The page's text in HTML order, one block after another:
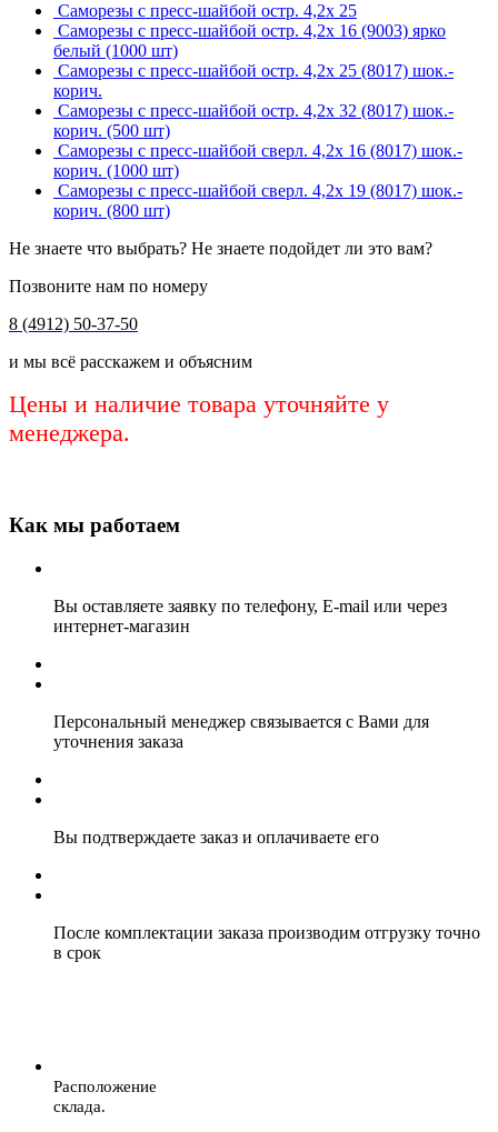
Саморезы с пресс-шайбой остр. 4,2х 25
Саморезы с пресс-шайбой остр. 4,2х 16 (9003) ярко
белый (1000 шт)
Саморезы с пресс-шайбой остр. 4,2х 25 (8017) шок.-
корич.
Саморезы с пресс-шайбой остр. 4,2х 32 (8017) шок.-
корич. (500 шт)
Саморезы с пресс-шайбой сверл. 4,2х 16 (8017) шок.-
корич. (1000 шт)
Саморезы с пресс-шайбой сверл. 4,2х 19 (8017) шок.-
корич. (800 шт)
Не знаете что выбрать? Не знаете подойдет ли это вам?
Позвоните нам по номеру
8 (4912) 50-37-50
и мы всё расскажем и объясним
Цены и наличие товара уточняйте у
менеджера.
Как мы работаем
Вы оставляете заявку по телефону, E-mail или через
интернет-магазин
Персональный менеджер связывается с Вами для
уточнения заказа
Вы подтверждаете заказ и оплачиваете его
После комплектации заказа производим отгрузку точно
в срок
Расположение
склада.